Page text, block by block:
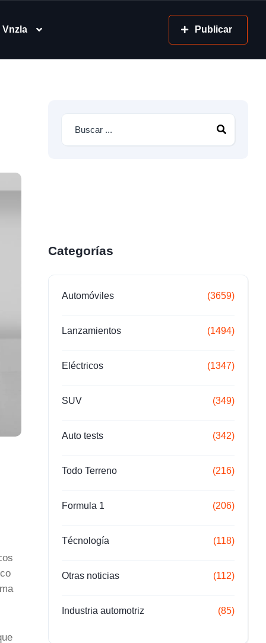
Vnzla Publicar
Categorías
Automóviles (3659)
Lanzamientos (1494)
Eléctricos (1347)
SUV (349)
Auto tests (342)
Todo Terreno (216)
Formula 1 (206)
Técnología (118)
Otras noticias (112)
Industria automotriz (85)